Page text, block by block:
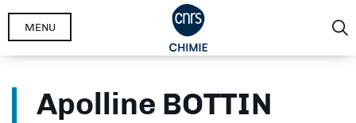
Aller
MENU
Apolline BOTTIN